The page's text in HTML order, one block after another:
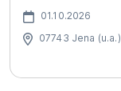
01.10.2026
07743 Jena (u.a.)